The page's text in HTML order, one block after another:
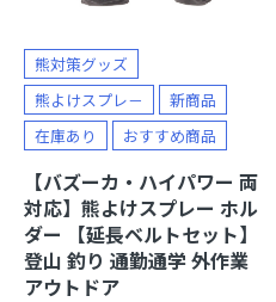
熊対策グッズ
熊よけスプレ－
新商品
在庫あり
おすすめ商品
【バズーカ・ハイパワー 両
対応】熊よけスプレー ホル
ダー 【延長ベルトセット】
登山 釣り 通勤通学 外作業
アウトドア